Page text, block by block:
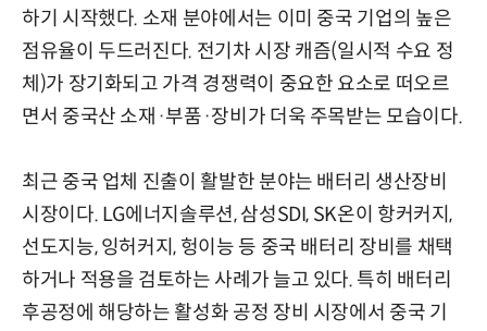
하기 시작했다. 소재 분야에서는 이미 중국 기업의 높은
점유율이 두드러진다. 전기차 시장 캐즘(일시적 수요 정
체)가 장기화되고 가격 경쟁력이 중요한 요소로 떠오르
면서 중국산 소재·부품·장비가 더욱 주목받는 모습이다.
최근 중국 업체 진출이 활발한 분야는 배터리 생산장비
시장이다. LG에너지솔루션, 삼성SDI, SK온이 항커커지,
선도지능, 잉허커지, 헝이능 등 중국 배터리 장비를 채택
하거나 적용을 검토하는 사례가 늘고 있다. 특히 배터리
후공정에 해당하는 활성화 공정 장비 시장에서 중국 기